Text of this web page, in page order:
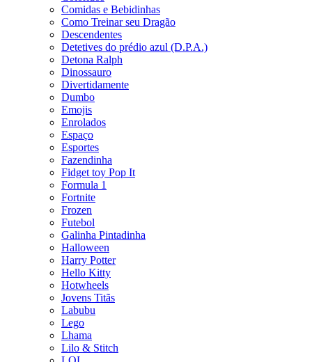
Comidas e Bebidinhas
Como Treinar seu Dragão
Descendentes
Detetives do prédio azul (D.P.A.)
Detona Ralph
Dinossauro
Divertidamente
Dumbo
Emojis
Enrolados
Espaço
Esportes
Fazendinha
Fidget toy Pop It
Formula 1
Fortnite
Frozen
Futebol
Galinha Pintadinha
Halloween
Harry Potter
Hello Kitty
Hotwheels
Jovens Titãs
Labubu
Lego
Lhama
Lilo & Stitch